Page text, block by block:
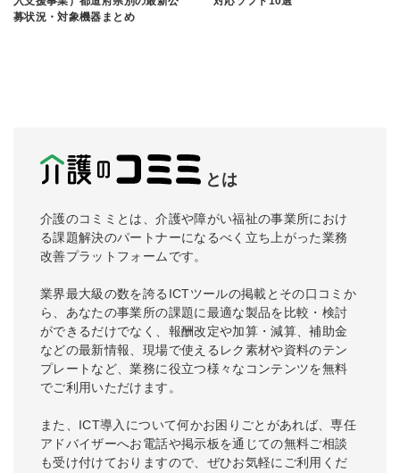
募状況・対象機器まとめ
とは
介護のコミミとは、介護や障がい福祉の事業所におけ
る課題解決のパートナーになるべく立ち上がった業務
改善プラットフォームです。
業界最大級の数を誇るICTツールの掲載とその口コミか
ら、あなたの事業所の課題に最適な製品を比較・検討
ができるだけでなく、報酬改定や加算・減算、補助金
などの最新情報、現場で使えるレク素材や資料のテン
プレートなど、業務に役立つ様々なコンテンツを無料
でご利用いただけます。
また、ICT導入について何かお困りごとがあれば、専任
アドバイザーへお電話や掲示板を通じての無料ご相談
も受け付けておりますので、ぜひお気軽にご利用くだ